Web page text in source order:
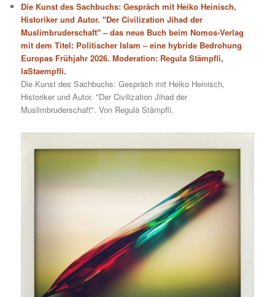
Die Kunst des Sachbuchs: Gespräch mit Heiko Heinisch,
Historiker und Autor. "Der Civilization Jihad der
Muslimbruderschaft" – das neue Buch beim Nomos-Verlag
mit dem Titel: Politischer Islam – eine hybride Bedrohung
Europas Frühjahr 2026. Moderation: Regula Stämpfli,
laStaempfli.
Die Kunst des Sachbuchs: Gespräch mit Heiko Heinisch,
Historiker und Autor. "Der Civilization Jihad der
Muslimbruderschaft". Von Regula Stämpfli.